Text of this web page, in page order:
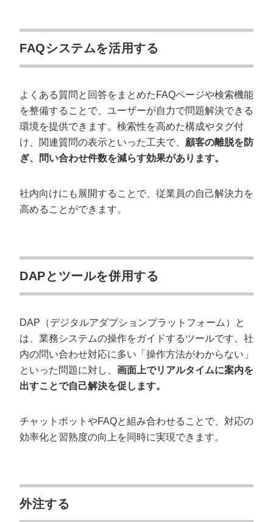
プロに無料相談をする
ドする
FAQシステムを活用する
よくある質問と回答をまとめたFAQページや検索機能
を整備することで、ユーザーが自力で問題解決できる
環境を提供できます。検索性を高めた構成やタグ付
け、関連質問の表示といった工夫で、 顧客の離脱を防
ぎ、問い合わせ件数を減らす効果があります。
社内向けにも展開することで、従業員の自己解決力を
高めることができます。
DAPとツールを併用する
DAP（デジタルアダプションプラットフォーム）と
は、業務システムの操作をガイドするツールです。社
内の問い合わせ対応に多い「操作方法がわからない」
といった問題に対し、 画面上でリアルタイムに案内を
出すことで自己解決を促します。
チャットボットやFAQと組み合わせることで、対応の
効率化と習熟度の向上を同時に実現できます。
外注する